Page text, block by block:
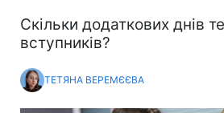
Скільки додаткових днів
вступників?
ТЕТЯНА ВЕРЕМЄЄВА